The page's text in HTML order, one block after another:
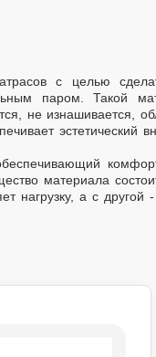
с целью
паром. Такой
не изнашивается,
эстетический
материала
нагрузку, а с другой